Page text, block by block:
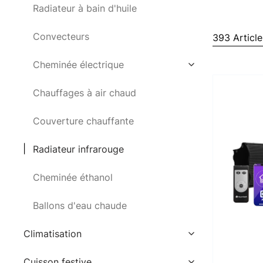
Radiateur à bain d'huile
Convecteurs
Cheminée électrique
Chauffages à air chaud
Couverture chauffante
Radiateur infrarouge
Cheminée éthanol
Ballons d'eau chaude
Climatisation
393